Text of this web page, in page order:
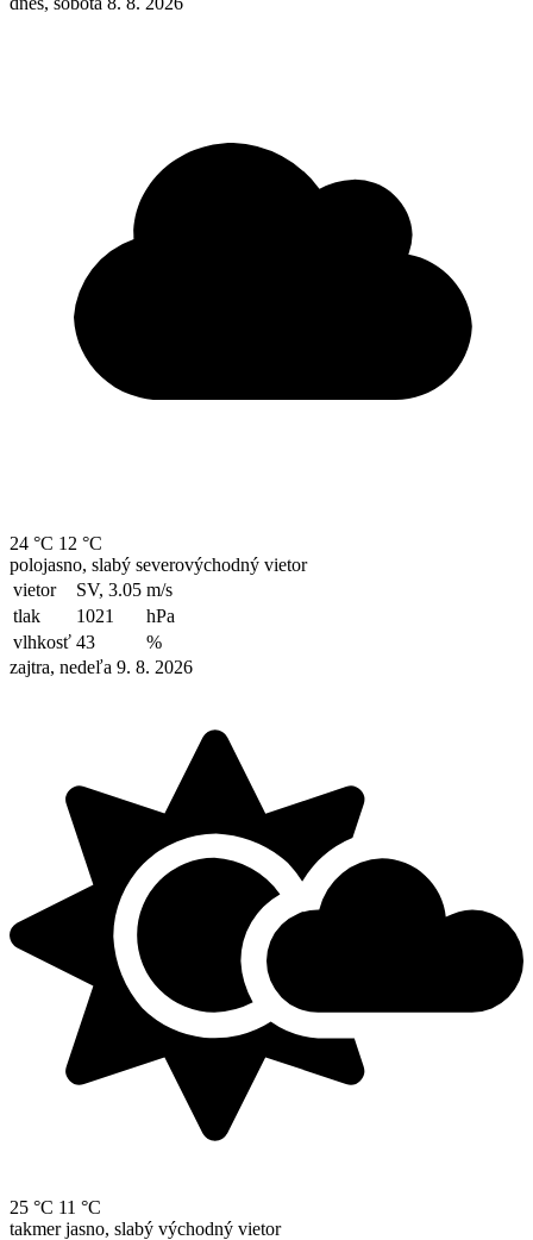
24 °C 12 °C
polojasno, slabý severovýchodný vietor
vietor
SV, 3.05 m/s
tlak
1021
hPa
vlhkosť 43
%
zajtra, nedeľa 9. 8. 2026
25 °C 11 °C
takmer jasno, slabý východný vietor